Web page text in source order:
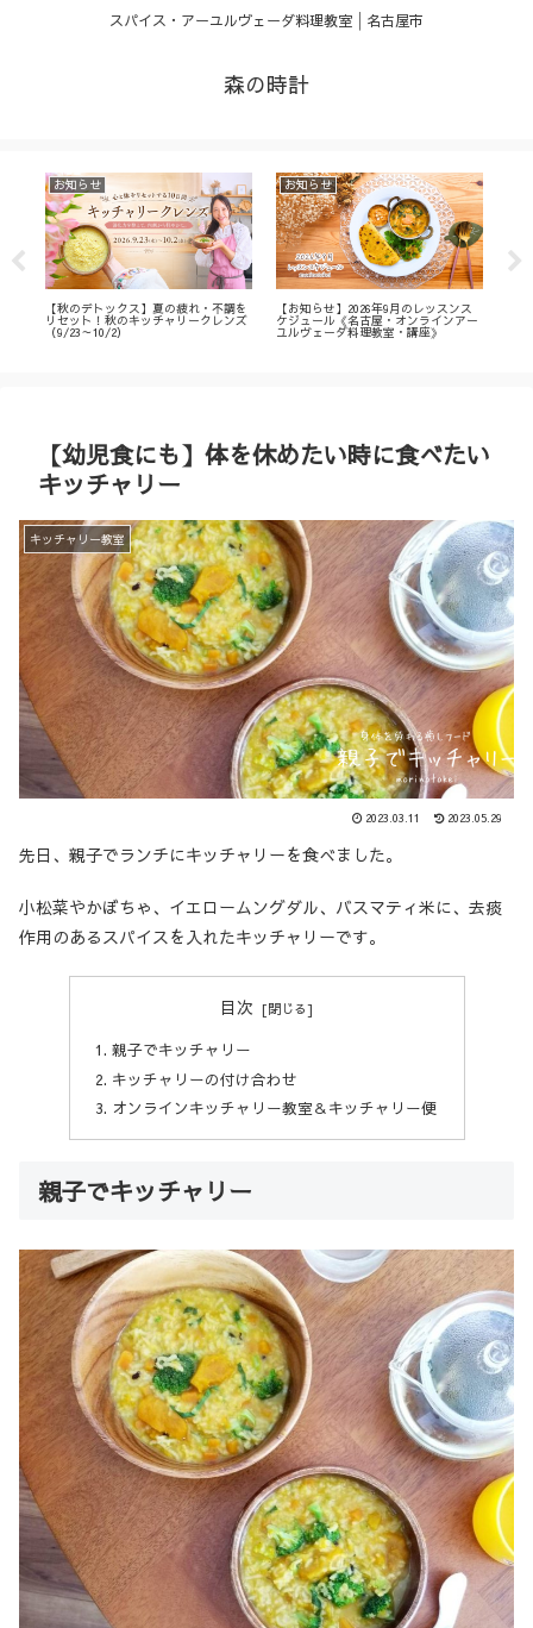
スパイス・アーユルヴェーダ料理教室│名古屋市
森の時計
お知らせ
【秋のデトックス】夏の疲れ・不調を
リセット！秋のキッチャリークレンズ
（9/23～10/2）
お知らせ
【お知らせ】2026年9月のレッスンス
ケジュール《名古屋・オンラインアー
ユルヴェーダ料理教室・講座》
【幼児食にも】体を休めたい時に食べたい
キッチャリー
キッチャリー教室
2023.03.11 2023.05.29
先日、親子でランチにキッチャリーを食べました。
小松菜やかぼちゃ、イエロームングダル、バスマティ米に、去痰
作用のあるスパイスを入れたキッチャリーです。
目次
親子でキッチャリー
キッチャリーの付け合わせ
オンラインキッチャリー教室＆キッチャリー便
親子でキッチャリー